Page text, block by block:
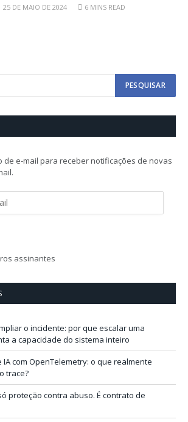
25 DE MAIO DE 2024 6 MINS READ
de e-mail para receber notificações de novas
assinantes
o incidente: por que escalar uma
a capacidade do sistema inteiro
com OpenTelemetry: o que realmente
trace?
proteção contra abuso. É contrato de